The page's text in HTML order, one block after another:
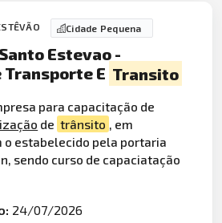
Cidade Pequena
Estevao -
E Transito
para capacitação de
de trânsito , em
o estabelecido pela portaria
sendo curso de capaciatação
24/07/2026